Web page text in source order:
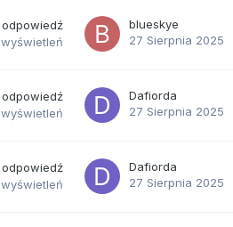
odpowiedź
wyświetleń
blueskye
27 Sierpnia 2025
odpowiedź
wyświetleń
Dafiorda
27 Sierpnia 2025
odpowiedź
wyświetleń
Dafiorda
27 Sierpnia 2025